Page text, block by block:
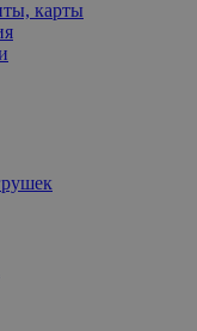
карты